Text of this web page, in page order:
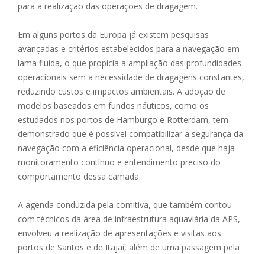
para a realização das operações de dragagem.
Em alguns portos da Europa já existem pesquisas
avançadas e critérios estabelecidos para a navegação em
lama fluida, o que propicia a ampliação das profundidades
operacionais sem a necessidade de dragagens constantes,
reduzindo custos e impactos ambientais. A adoção de
modelos baseados em fundos náuticos, como os
estudados nos portos de Hamburgo e Rotterdam, tem
demonstrado que é possível compatibilizar a segurança da
navegação com a eficiência operacional, desde que haja
monitoramento contínuo e entendimento preciso do
comportamento dessa camada.
A agenda conduzida pela comitiva, que também contou
com técnicos da área de infraestrutura aquaviária da APS,
envolveu a realização de apresentações e visitas aos
portos de Santos e de Itajaí, além de uma passagem pela